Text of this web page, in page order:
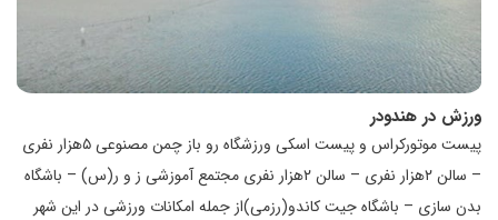
ورزش در هندودر
پیست موتورکراس و پیست اسکی ورزشگاه رو باز چمن مصنوعی ۵هزار نفری
– سالن ۲هزار نفری – سالن ۲هزار نفری مجتمع آموزشی ز و ر(س) – باشگاه
بدن سازی – باشگاه جیت کاندو(رزمی)از جمله امکانات ورزشی در این شهر